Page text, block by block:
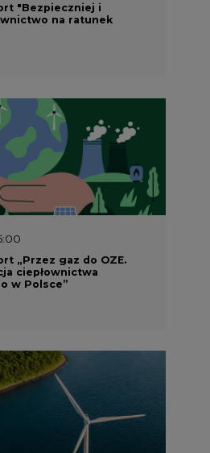
"Bezpieczniej i
na ratunek
„Przez gaz do OZE.
ciepłownictwa
w Polsce”